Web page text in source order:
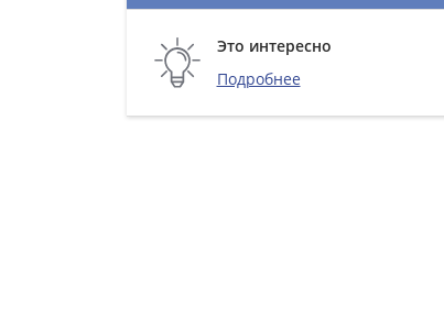
Это интересно
Подробнее